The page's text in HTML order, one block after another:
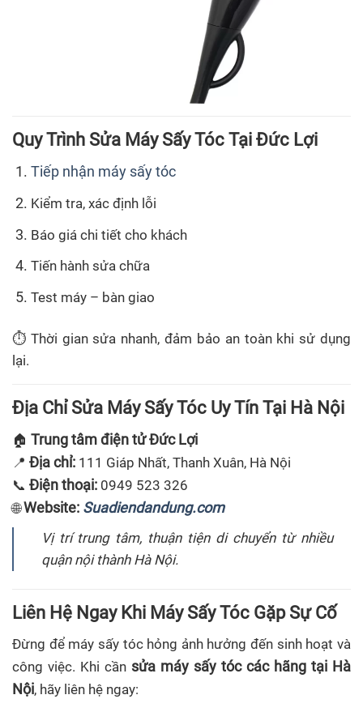
Quy Trình Sửa Máy Sấy Tóc Tại Đức Lợi
Tiếp nhận máy sấy tóc
Kiểm tra, xác định lỗi
Báo giá chi tiết cho khách
Tiến hành sửa chữa
Test máy – bàn giao
⏱ Thời gian sửa nhanh, đảm bảo an toàn khi sử dụng
lại.
Địa Chỉ Sửa Máy Sấy Tóc Uy Tín Tại Hà Nội
🏠 Trung tâm điện tử Đức Lợi
📍 Địa chỉ: 111 Giáp Nhất, Thanh Xuân, Hà Nội
📞 Điện thoại: 0949 523 326
🌐Website: Suadiendandung.com
Vị trí trung tâm, thuận tiện di chuyển từ nhiều
quận nội thành Hà Nội.
Liên Hệ Ngay Khi Máy Sấy Tóc Gặp Sự Cố
Đừng để máy sấy tóc hỏng ảnh hưởng đến sinh hoạt và
công việc. Khi cần sửa máy sấy tóc các hãng tại Hà
Nội, hãy liên hệ ngay: